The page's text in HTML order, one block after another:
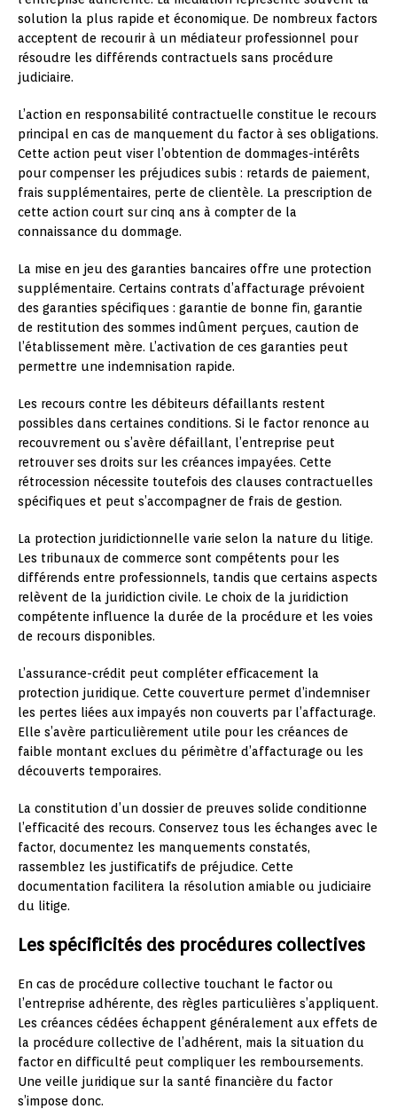
solution la plus rapide et économique. De nombreux factors
acceptent de recourir à un médiateur professionnel pour
résoudre les différends contractuels sans procédure
judiciaire.
L’action en responsabilité contractuelle constitue le recours
principal en cas de manquement du factor à ses obligations.
Cette action peut viser l’obtention de dommages-intérêts
pour compenser les préjudices subis : retards de paiement,
frais supplémentaires, perte de clientèle. La prescription de
cette action court sur cinq ans à compter de la
connaissance du dommage.
La mise en jeu des garanties bancaires offre une protection
supplémentaire. Certains contrats d’affacturage prévoient
des garanties spécifiques : garantie de bonne fin, garantie
de restitution des sommes indûment perçues, caution de
l’établissement mère. L’activation de ces garanties peut
permettre une indemnisation rapide.
Les recours contre les débiteurs défaillants restent
possibles dans certaines conditions. Si le factor renonce au
recouvrement ou s’avère défaillant, l’entreprise peut
retrouver ses droits sur les créances impayées. Cette
rétrocession nécessite toutefois des clauses contractuelles
spécifiques et peut s’accompagner de frais de gestion.
La protection juridictionnelle varie selon la nature du litige.
Les tribunaux de commerce sont compétents pour les
différends entre professionnels, tandis que certains aspects
relèvent de la juridiction civile. Le choix de la juridiction
compétente influence la durée de la procédure et les voies
de recours disponibles.
L’assurance-crédit peut compléter efficacement la
protection juridique. Cette couverture permet d’indemniser
les pertes liées aux impayés non couverts par l’affacturage.
Elle s’avère particulièrement utile pour les créances de
faible montant exclues du périmètre d’affacturage ou les
découverts temporaires.
La constitution d’un dossier de preuves solide conditionne
l’efficacité des recours. Conservez tous les échanges avec le
factor, documentez les manquements constatés,
rassemblez les justificatifs de préjudice. Cette
documentation facilitera la résolution amiable ou judiciaire
du litige.
Les spécificités des procédures collectives
En cas de procédure collective touchant le factor ou
l’entreprise adhérente, des règles particulières s’appliquent.
Les créances cédées échappent généralement aux effets de
la procédure collective de l’adhérent, mais la situation du
factor en difficulté peut compliquer les remboursements.
Une veille juridique sur la santé financière du factor
s’impose donc.